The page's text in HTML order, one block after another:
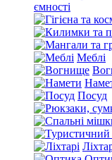
ємності
Меблі
Посуд